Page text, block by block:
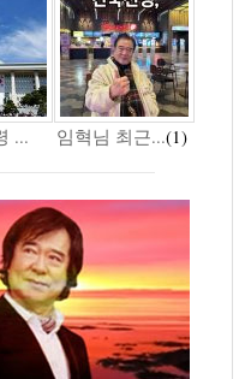
... 임혁님 최근...(1)